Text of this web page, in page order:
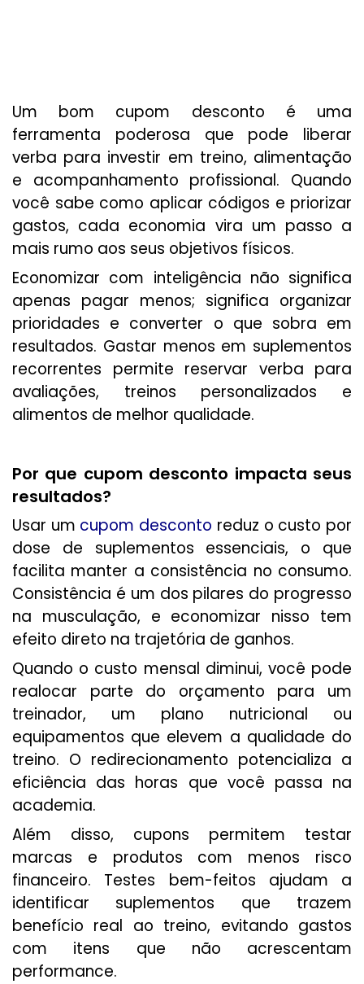
Um bom cupom desconto é uma
ferramenta poderosa que pode liberar
verba para investir em treino, alimentação
e acompanhamento profissional. Quando
você sabe como aplicar códigos e priorizar
gastos, cada economia vira um passo a
mais rumo aos seus objetivos físicos.
Economizar com inteligência não significa
apenas pagar menos; significa organizar
prioridades e converter o que sobra em
resultados. Gastar menos em suplementos
recorrentes permite reservar verba para
avaliações, treinos personalizados e
alimentos de melhor qualidade.
Por que cupom desconto impacta seus
resultados?
Usar um cupom desconto reduz o custo por
dose de suplementos essenciais, o que
facilita manter a consistência no consumo.
Consistência é um dos pilares do progresso
na musculação, e economizar nisso tem
efeito direto na trajetória de ganhos.
Quando o custo mensal diminui, você pode
realocar parte do orçamento para um
treinador, um plano nutricional ou
equipamentos que elevem a qualidade do
treino. O redirecionamento potencializa a
eficiência das horas que você passa na
academia.
Além disso, cupons permitem testar
marcas e produtos com menos risco
financeiro. Testes bem-feitos ajudam a
identificar suplementos que trazem
benefício real ao treino, evitando gastos
com itens que não acrescentam
performance.